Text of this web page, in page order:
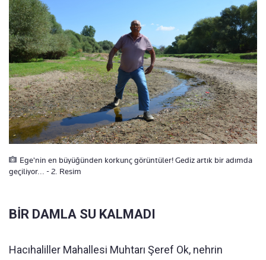
Ege'nin en büyüğünden korkunç görüntüler! Gediz artık bir adımda
geçiliyor... - 2. Resim
BİR DAMLA SU KALMADI
Hacıhaliller Mahallesi Muhtarı Şeref Ok, nehrin